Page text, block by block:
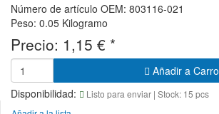
Número de artículo OEM: 803116-021
Peso: 0.05 Kilogramo
Precio: 1,15 € *
Añadir a Carro
Disponibilidad:
Listo para enviar | Stock: 15 pcs